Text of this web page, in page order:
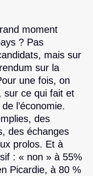
moment
? Pas
mais sur
sur la
une fois, on
sur ce qui fait et
l’économie.
des
des échanges
prolos. Et à
: « non » à 55%
Picardie, à 80 %